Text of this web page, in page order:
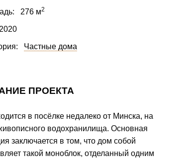
276 м2
2020
Частные дома
ПРОЕКТА
в посёлке недалеко от Минска, на
водохранилища. Основная
заключается в том, что дом собой
такой моноблок, отделанный одним